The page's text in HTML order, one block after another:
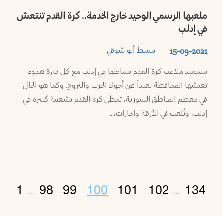
ملعبها الرسمي الوحيد خارج الخدمة.. كرة القدم تنتعش
في إدلب
بسيط أبو شوقي 15-09-2021
تستعيد ملاعب كرة القدم نشاطها في إدلب مع كل فترة هدوء
تعيشها المحافظة بعيداً عن أجواء الحرب والنزوح. وكما هو الحال
في معظم المناطق السورية، تحظى كرة القدم بشعبية كبيرة في
إدلب، وتُلعب في الأزقة والحارات،…
1 ... 98 99 100 101 102 ... 134